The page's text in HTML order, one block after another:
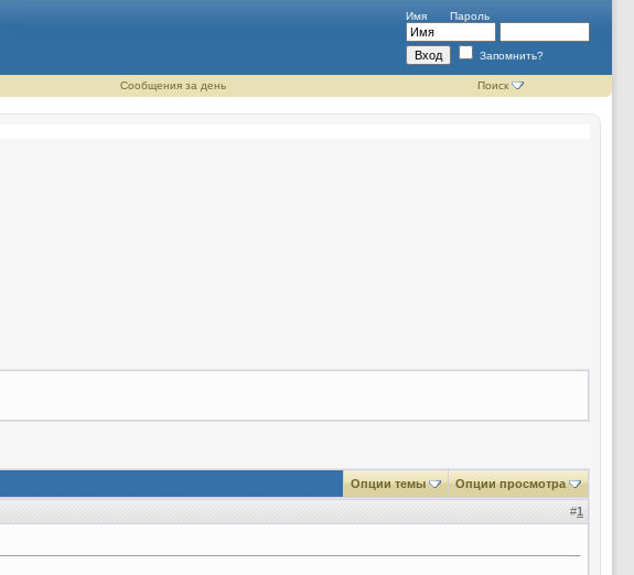
Имя Пароль
Запомнить?
Сообщения за день Поиск
Опции темы Опции просмотра
#1